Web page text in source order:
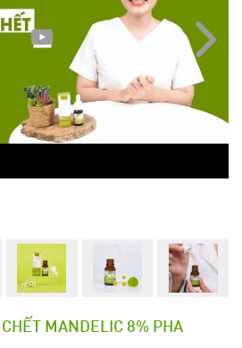
MANDELIC 8% PHA